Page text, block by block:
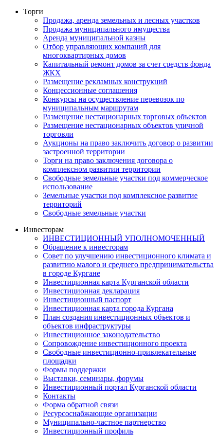
Торги
Продажа, аренда земельных и лесных участков
Продажа муниципального имущества
Аренда муниципальной казны
Отбор управляющих компаний для
многоквартирных домов
Капитальный ремонт домов за счет средств фонда
ЖКХ
Размещение рекламных конструкций
Концессионные соглашения
Конкурсы на осуществление перевозок по
муниципальным маршрутам
Размещение нестационарных торговых объектов
Размещение нестационарных объектов уличной
торговли
Аукционы на право заключить договор о развитии
застроенной территории
Торги на право заключения договора о
комплексном развитии территории
Свободные земельные участки под коммерческое
использование
Земельные участки под комплексное развитие
территорий
Свободные земельные участки
Инвесторам
ИНВЕСТИЦИОННЫЙ УПОЛНОМОЧЕННЫЙ
Обращение к инвесторам
Совет по улучшению инвестиционного климата и
развитию малого и среднего предпринимательства
в городе Кургане
Инвестиционная карта Курганской области
Инвестиционная декларация
Инвестиционный паспорт
Инвестиционная карта города Кургана
План создания инвестиционных объектов и
объектов инфраструктуры
Инвестиционное законодательство
Сопровождение инвестиционного проекта
Свободные инвестиционно-привлекательные
площадки
Формы поддержки
Выставки, семинары, форумы
Инвестиционный портал Курганской области
Контакты
Форма обратной связи
Ресурсоснабжающие организации
Муниципально-частное партнерство
Инвестиционный профиль